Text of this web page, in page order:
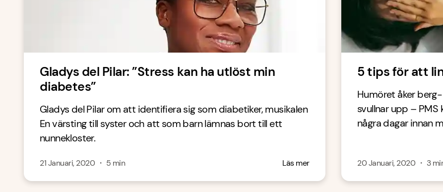
Gladys del Pilar: ”Stress kan ha utlöst min
diabetes”
Gladys del Pilar om att identifiera sig som diabetiker, musikalen
En värsting till syster och att som barn lämnas bort till ett
nunnekloster.
21 Januari, 2020・ 5 min Läs mer
5 tips för att
Humöret åker
svullnar upp –
några dagar innan
20 Januari, 2020・ 3